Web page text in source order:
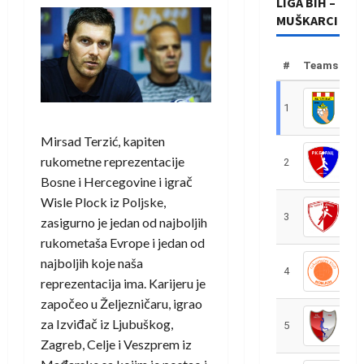
Mirsad Terzić, kapiten
rukometne reprezentacije
Bosne i Hercegovine i igrač
Wisle Plock iz Poljske,
zasigurno je jedan od najboljih
rukometaša Evrope i jedan od
najboljih koje naša
reprezentacija ima. Karijeru je
započeo u Željezničaru, igrao
za Izviđač iz Ljubuškog,
Zagreb, Celje i Veszprem iz
MUŠKARCI
# Teams
1
2
3
4
5